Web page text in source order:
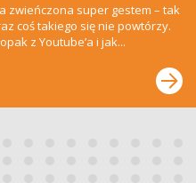
zwieńczona super gestem – tak
coś takiego się nie powtórzy.
z Youtube’a i jak...